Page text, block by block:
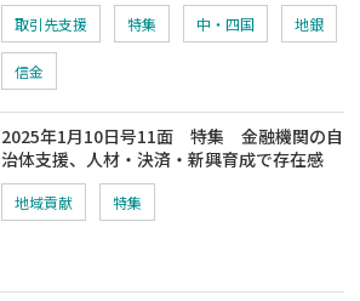
取引先支援 特集 中・四国 地銀
信金
2025年1月10日号11面 特集 金融機関の自
治体支援、人材・決済・新興育成で存在感
地域貢献 特集